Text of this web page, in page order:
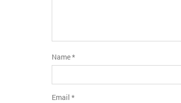
Name*
Email *